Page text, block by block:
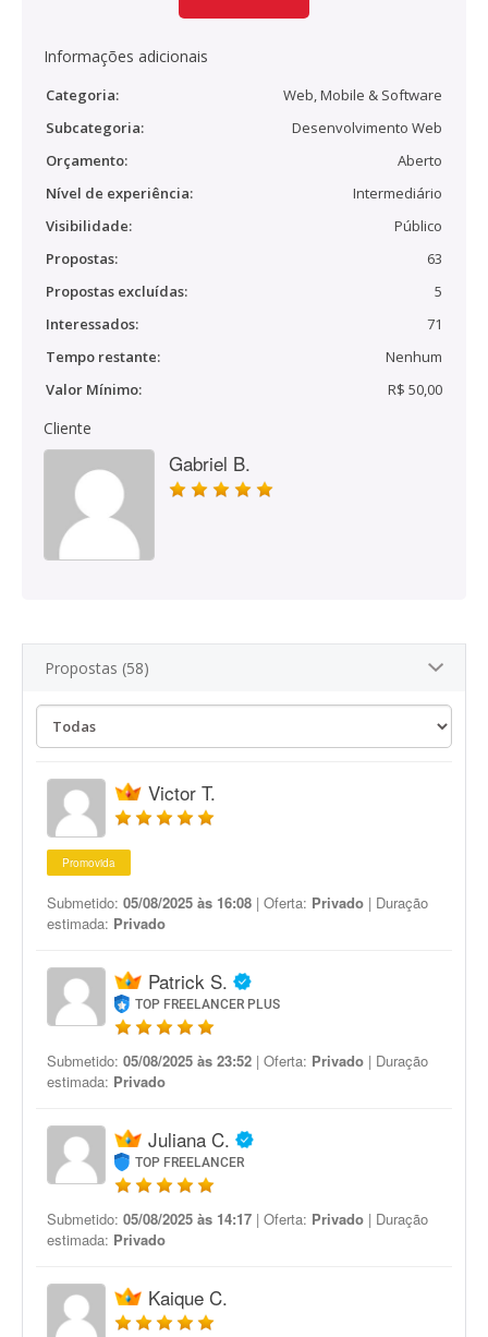
Informações adicionais
Categoria:
Web, Mobile & Software
Subcategoria:
Desenvolvimento Web
Orçamento:
Aberto
Nível de experiência:
Intermediário
Visibilidade:
Público
Propostas:
63
Propostas excluídas:
5
Interessados:
71
Tempo restante:
Nenhum
Valor Mínimo:
R$ 50,00
Cliente
Gabriel B.
Propostas (58)
Victor T.
Promovida
Submetido: 05/08/2025 às 16:08 | Oferta: Privado | Duração
estimada: Privado
Patrick S.
TOP FREELANCER PLUS
Submetido: 05/08/2025 às 23:52 | Oferta: Privado | Duração
estimada: Privado
Juliana C.
TOP FREELANCER
Submetido: 05/08/2025 às 14:17 | Oferta: Privado | Duração
estimada: Privado
Kaique C.